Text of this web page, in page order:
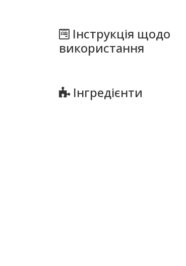
Інструкція щодо
використання
Інгредієнти